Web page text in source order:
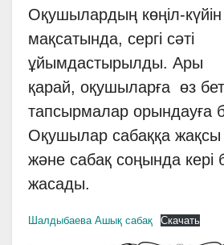
Оқушылардың көңіл-күйін
мақсатында, сергі сәті
ұйымдастырылды. Ары
қарай, оқушыларға өз
тапсырмалар орындауға
Оқушылар сабаққа жақсы
және сабақ соңында кері
жасады.
Шалдыбаева Ашық сабақ Скачать